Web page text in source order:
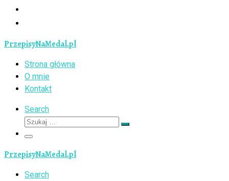
PrzepisyNaMedal.pl
Strona główna
O mnie
Kontakt
Search
Szukaj
Szukaj
Menu
PrzepisyNaMedal.pl
Search